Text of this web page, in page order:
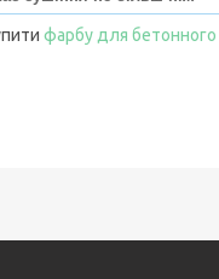
фарбу для бетонного